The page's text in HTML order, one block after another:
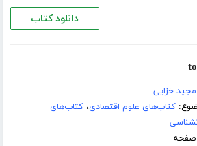
دانلود کتاب
مجید خزایی
کتاب‌های علوم اقتصادی،کتاب‌های